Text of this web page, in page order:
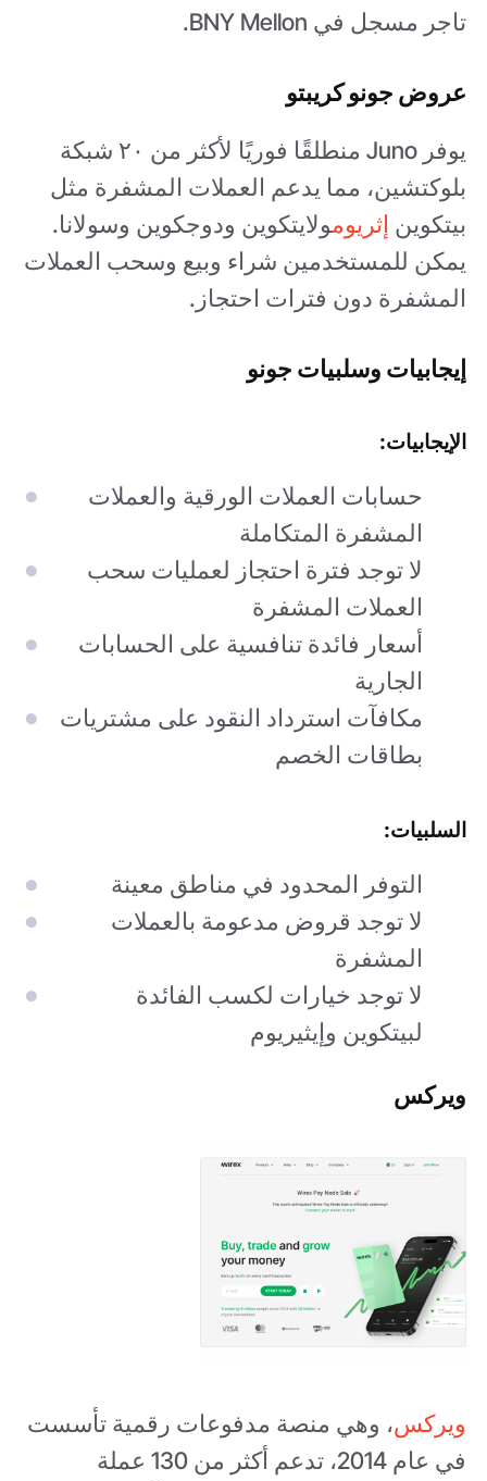
تاجر مسجل في BNY Mellon.
عروض جونو كريبتو
يوفر Juno منطلقًا فوريًا لأكثر من ٢٠ شبكة
بلوكتشين، مما يدعم العملات المشفرة مثل
بيتكوين إثريومولايتكوين ودوجكوين وسولانا.
يمكن للمستخدمين شراء وبيع وسحب العملات
المشفرة دون فترات احتجاز.
إيجابيات وسلبيات جونو
الإيجابيات:
حسابات العملات الورقية والعملات
المشفرة المتكاملة
لا توجد فترة احتجاز لعمليات سحب
العملات المشفرة
أسعار فائدة تنافسية على الحسابات
الجارية
مكافآت استرداد النقود على مشتريات
بطاقات الخصم
السلبيات:
التوفر المحدود في مناطق معينة
لا توجد قروض مدعومة بالعملات
المشفرة
لا توجد خيارات لكسب الفائدة
لبيتكوين وإيثيريوم
ويركس
ويركس، وهي منصة مدفوعات رقمية تأسست
في عام 2014، تدعم أكثر من 130 عملة